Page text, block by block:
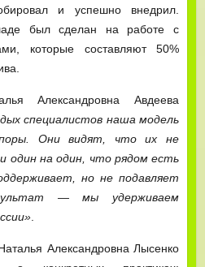
и успешно внедрил.
был сделан на работе с
которые составляют 50%
Александровна Авдеева
специалистов наша модель
Они видят, что их не
один на один, что рядом есть
но не подавляет
— мы удерживаем
.
Александровна Лысенко